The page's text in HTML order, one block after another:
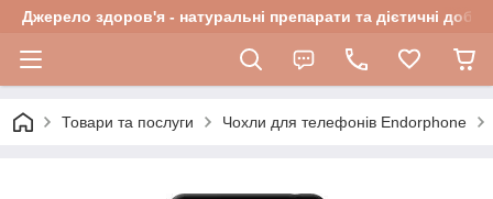
Джерело здоров'я - натуральні препарати та дієтичні
Товари та послуги Чохли для телефонів Endorphone